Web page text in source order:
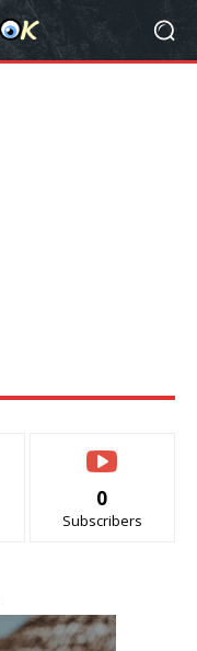
0
Subscribers